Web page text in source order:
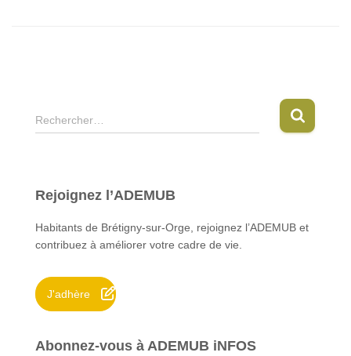
R
e
r
h
e
:
Rechercher…
Rejoignez l’ADEMUB
Habitants de Brétigny-sur-Orge, rejoignez l’ADEMUB et
contribuez à améliorer votre cadre de vie.
J'adhère
Abonnez-vous à ADEMUB iNFOS